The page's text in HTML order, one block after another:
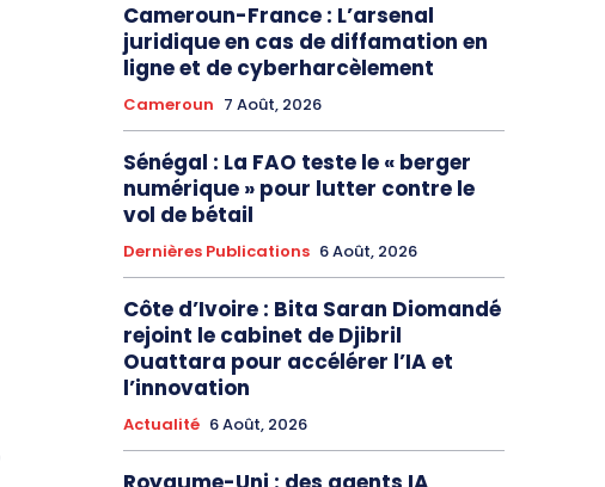
Cameroun-France : L’arsenal
juridique en cas de diffamation en
ligne et de cyberharcèlement
Cameroun 7 Août, 2026
Sénégal : La FAO teste le « berger
numérique » pour lutter contre le
vol de bétail
Dernières Publications 6 Août, 2026
Côte d’Ivoire : Bita Saran Diomandé
rejoint le cabinet de Djibril
Ouattara pour accélérer l’IA et
l’innovation
Actualité 6 Août, 2026